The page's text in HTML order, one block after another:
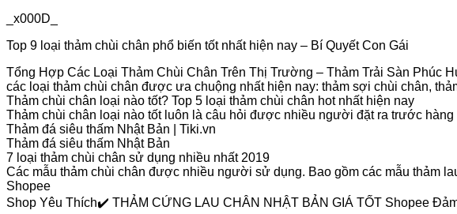
_x000D_
Top 9 loại thảm chùi chân phổ biến tốt nhất hiện nay – Bí Quyết Con Gái
Tổng Hợp Các Loại Thảm Chùi Chân Trên Thị Trường – Thảm Trải Sàn Phúc
các loại thảm chùi chân được ưa chuộng nhất hiện nay: thảm sợi chùi chân,
Thảm chùi chân loại nào tốt? Top 5 loại thảm chùi chân hot nhất hiện nay
Thảm chùi chân loại nào tốt luôn là câu hỏi được nhiều người đặt ra trước
Thảm đá siêu thấm Nhật Bản | Tiki.vn
Thảm đá siêu thấm Nhật Bản
7 loại thảm chùi chân sử dụng nhiều nhất 2019
Các mẫu thảm chùi chân được nhiều người sử dụng. Bao gồm các mẫu thảm
Shopee
Shop Yêu Thích✔️ THẢM CỨNG LAU CHÂN NHẬT BẢN GIÁ TỐT Shopee